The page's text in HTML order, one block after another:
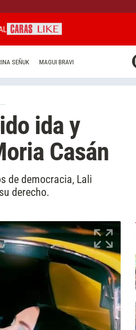
SEÑUK MAGUI BRAVI
ida y
Casán
de democracia, Lali
derecho.